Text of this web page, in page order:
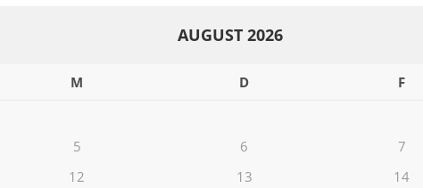
AUGUST 2026
M D F
5 6
7
12 13 14